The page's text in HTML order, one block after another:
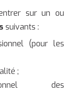
sur un ou
suivants :
(pour les
;
des